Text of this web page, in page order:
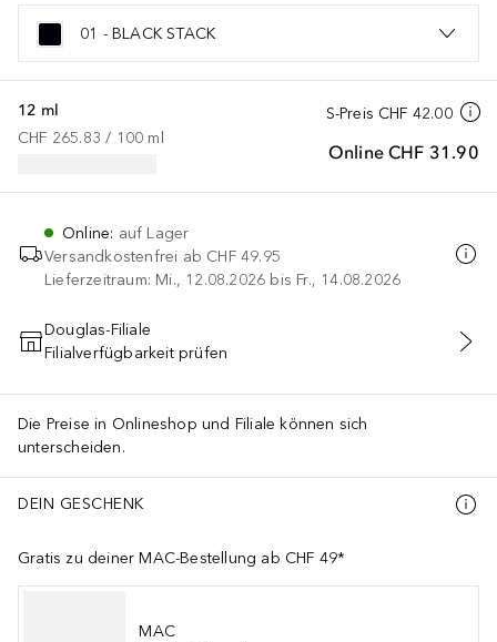
01 - BLACK STACK
S-Preis CHF 42.00
Online CHF 31.90
12 ml
CHF 265.83 / 100 ml
Online: auf Lager
Versandkostenfrei ab CHF 49.95
Lieferzeitraum: Mi., 12.08.2026 bis Fr., 14.08.2026
IN DEN WARENKORB
Douglas-Filiale
Filialverfügbarkeit prüfen
Die Preise in Onlineshop und Filiale können sich
unterscheiden.
DEIN GESCHENK
Gratis zu deiner MAC-Bestellung ab CHF 49*
MAC